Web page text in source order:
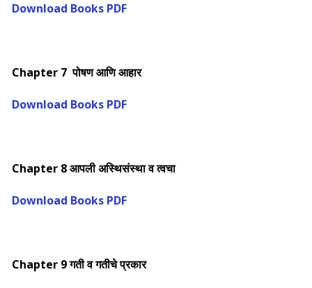
Download Books PDF
Chapter 7 पोषण आणि आहार
Download Books PDF
Chapter 8 आपली अस्थिसंस्था व त्वचा
Download Books PDF
Chapter 9 गती व गतीचे प्रकार